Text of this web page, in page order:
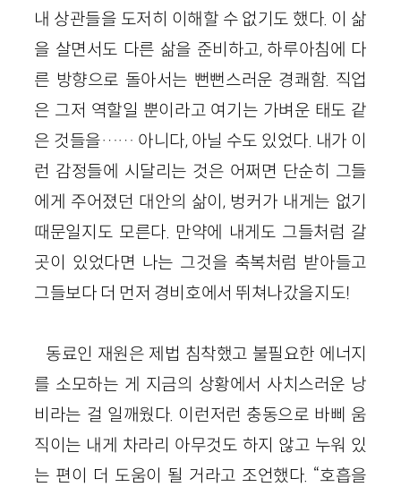
내 상관들을 도저히 이해할 수 없기도 했다. 이 삶
을 살면서도 다른 삶을 준비하고, 하루아침에 다
른 방향으로 돌아서는 뻔뻔스러운 경쾌함. 직업
은 그저 역할일 뿐이라고 여기는 가벼운 태도 같
은 것들을…… 아니다, 아닐 수도 있었다. 내가 이
런 감정들에 시달리는 것은 어쩌면 단순히 그들
에게 주어졌던 대안의 삶이, 벙커가 내게는 없기
때문일지도 모른다. 만약에 내게도 그들처럼 갈
곳이 있었다면 나는 그것을 축복처럼 받아들고
그들보다 더 먼저 경비호에서 뛰쳐나갔을지도!
동료인 재원은 제법 침착했고 불필요한 에너지
를 소모하는 게 지금의 상황에서 사치스러운 낭
비라는 걸 일깨웠다. 이런저런 충동으로 바삐 움
직이는 내게 차라리 아무것도 하지 않고 누워 있
는 편이 더 도움이 될 거라고 조언했다. “호흡을